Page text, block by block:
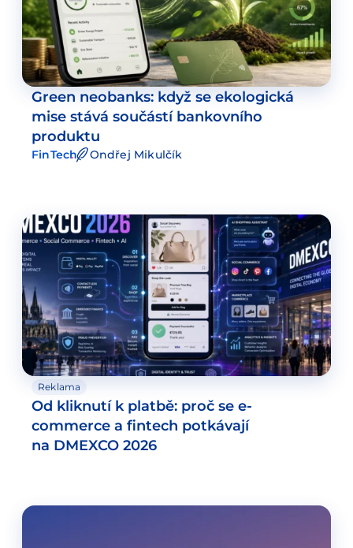
Green neobanks: když se ekologická
mise stává součástí bankovního
produktu
FinTech Ondřej Mikulčík
Reklama
Od kliknutí k platbě: proč se e-
commerce a fintech potkávají
na DMEXCO 2026